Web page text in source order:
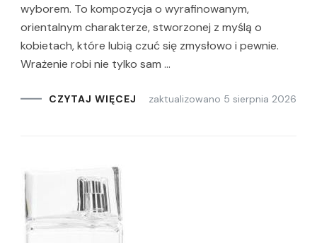
wyborem. To kompozycja o wyrafinowanym,
orientalnym charakterze, stworzonej z myślą o
kobietach, które lubią czuć się zmysłowo i pewnie.
Wrażenie robi nie tylko sam …
CZYTAJ WIĘCEJ zaktualizowano 5 sierpnia 2026